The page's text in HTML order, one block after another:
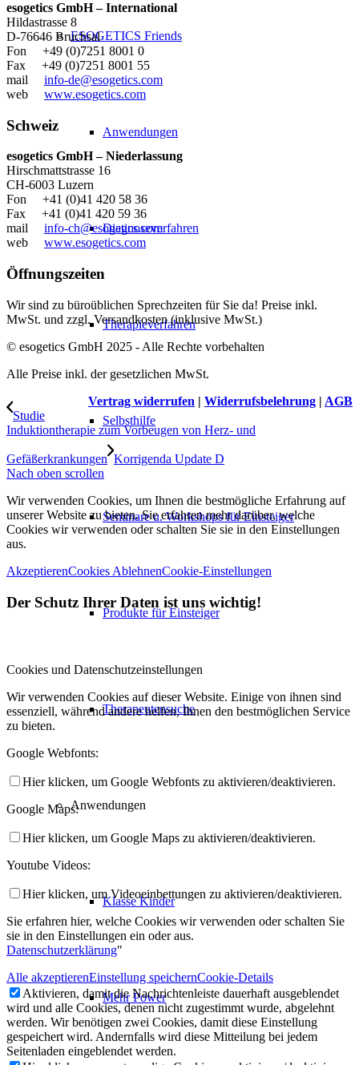
ESOGETICS Friends
Anwendungen
Diagnoseverfahren
Therapieverfahren
Selbsthilfe
Seminare u. Workshops für Einsteiger
Produkte für Einsteiger
Therapeutensuche
Anwendungen
Klasse Kinder
Mehr Power
esogetics GmbH – International
Hildastrasse 8
D-76646 Bruchsal
Fon +49 (0)7251 8001 0
Fax +49 (0)7251 8001 55
mail info-de@esogetics.com
web www.esogetics.com
Schweiz
esogetics GmbH – Niederlassung
Hirschmattstrasse 16
CH-6003 Luzern
Fon +41 (0)41 420 58 36
Fax +41 (0)41 420 59 36
mail info-ch@esogetics.com
web www.esogetics.com
Öffnungszeiten
Wir sind zu büroüblichen Sprechzeiten für Sie da! Preise inkl.
MwSt. und zzgl. Versandkosten (inklusive MwSt.)
© esogetics GmbH 2025 - Alle Rechte vorbehalten
Alle Preise inkl. der gesetzlichen MwSt.
Vertrag widerrufen | Widerrufsbelehrung | AGB
Studie
Induktiontherapie zum Vorbeugen von Herz- und
Gefäßerkrankungen Korrigenda Update D
Nach oben scrollen
Wir verwenden Cookies, um Ihnen die bestmögliche Erfahrung auf
unserer Website zu bieten. Sie erfahren mehr darüber, welche
Cookies wir verwenden oder schalten Sie sie in den Einstellungen
aus.
AkzeptierenCookies AblehnenCookie-Einstellungen
Der Schutz Ihrer Daten ist uns wichtig!
Cookies und Datenschutzeinstellungen
Wir verwenden Cookies auf dieser Website. Einige von ihnen sind
essenziell, während andere helfen, Ihnen den bestmöglichen Service
zu bieten.
Google Webfonts:
Hier klicken, um Google Webfonts zu aktivieren/deaktivieren.
Google Maps:
Hier klicken, um Google Maps zu aktivieren/deaktivieren.
Youtube Videos:
Hier klicken, um Videoeinbettungen zu aktivieren/deaktivieren.
Sie erfahren hier, welche Cookies wir verwenden oder schalten Sie
sie in den Einstellungen ein oder aus.
Datenschutzerklärung"
Alle akzeptierenEinstellung speichernCookie-Details
Aktivieren, damit die Nachrichtenleiste dauerhaft ausgeblendet
wird und alle Cookies, denen nicht zugestimmt wurde, abgelehnt
werden. Wir benötigen zwei Cookies, damit diese Einstellung
gespeichert wird. Andernfalls wird diese Mitteilung bei jedem
Seitenladen eingeblendet werden.